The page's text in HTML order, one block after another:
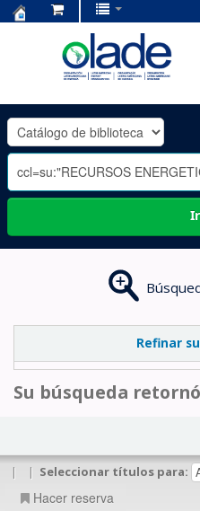
OLADE
-
Ir
Refinar
Su búsqueda
| | Seleccionar títulos para:
Hacer reserva